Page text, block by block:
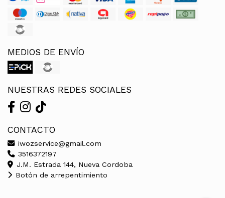
MEDIOS DE ENVÍO
NUESTRAS REDES SOCIALES
CONTACTO
iwozservice@gmail.com
3516372197
J.M. Estrada 144, Nueva Cordoba
Botón de arrepentimiento